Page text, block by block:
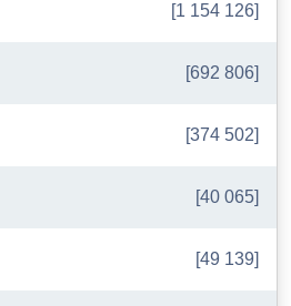
[1 154 126]
[692 806]
[374 502]
[40 065]
[49 139]